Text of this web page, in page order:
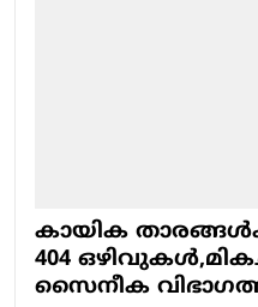
കായിക
404
സൈനീക